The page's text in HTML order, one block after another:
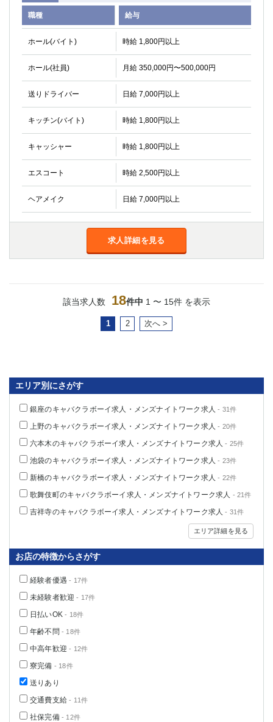
職種 給与
ホール(バイト) 時給 1,800円以上
ホール(社員) 月給 350,000円〜500,000円
送りドライバー 日給 7,000円以上
キッチン(バイト) 時給 1,800円以上
キャッシャー 時給 1,800円以上
エスコート 時給 2,500円以上
ヘアメイク 日給 7,000円以上
求人詳細を見る
該当求人数 18件中 1 〜 15件 を表示
1 2 次へ >
エリア別にさがす
銀座のキャバクラボーイ求人・メンズナイトワーク求人 - 31件
上野のキャバクラボーイ求人・メンズナイトワーク求人 - 20件
六本木のキャバクラボーイ求人・メンズナイトワーク求人 - 25件
池袋のキャバクラボーイ求人・メンズナイトワーク求人 - 23件
新橋のキャバクラボーイ求人・メンズナイトワーク求人 - 22件
歌舞伎町のキャバクラボーイ求人・メンズナイトワーク求人 - 21件
吉祥寺のキャバクラボーイ求人・メンズナイトワーク求人 - 31件
エリア詳細を見る
お店の特徴からさがす
経験者優遇 - 17件
未経験者歓迎 - 17件
日払いOK - 18件
年齢不問 - 18件
中高年歓迎 - 12件
寮完備 - 18件
送りあり
交通費支給 - 11件
社保完備- 12件